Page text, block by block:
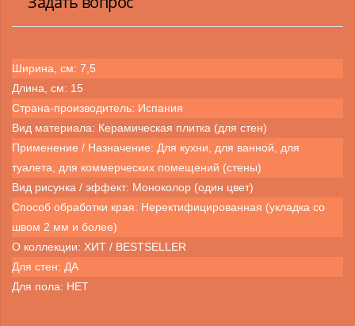
Ширина, см: 7,5
Длина, см: 15
Страна-производитель: Испания
Вид материала: Керамическая плитка (для стен)
Применение / Назначение: Для кухни, для ванной, для
туалета, для коммерческих помещений (стены)
Вид рисунка / эффект: Моноколор (один цвет)
Способ обработки края: Неректифицированная (укладка со
швом 2 мм и более)
О коллекции: ХИТ / BESTSELLER
Для стен: ДА
Для пола: НЕТ